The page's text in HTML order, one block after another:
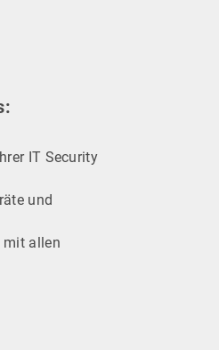
IT Security
und
mit allen